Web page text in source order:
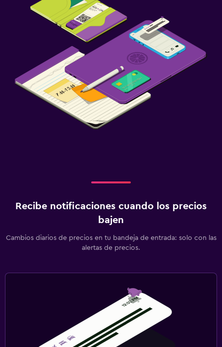
Recibe notificaciones cuando los precios
bajen
Cambios diarios de precios en tu bandeja de entrada: solo con las
alertas de precios.